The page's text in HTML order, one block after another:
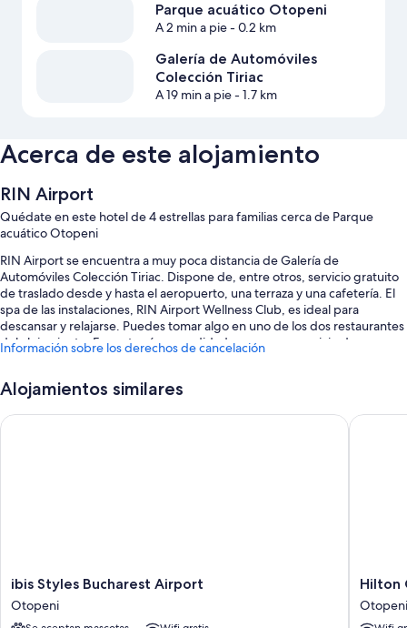
Parque acuático Otopeni
A 2 min a pie- 0.2 km
Galería de Automóviles
Colección Tiriac
A 19 min a pie- 1.7 km
Acerca de este alojamiento
RIN Airport
Quédate en este hotel de 4 estrellas para familias cerca de Parque
acuático Otopeni
RIN Airport se encuentra a muy poca distancia de Galería de
Automóviles Colección Tiriac. Dispone de, entre otros, servicio gratuito
de traslado desde y hasta el aeropuerto, una terraza y una cafetería. El
spa de las instalaciones, RIN Airport Wellness Club, es ideal para
descansar y relajarse. Puedes tomar algo en uno de los dos restaurantes
del alojamiento. Encontrarás comodidades como un servicio de
personas, o hasta 6 dispositivos).
También podrás disfrutar de otros servicios, como:
salón de eventos
Los huéspedes hablan muy bien de aspectos como la amabilidad del
personal y la cercanía del aeropuerto
Información sobre los derechos de cancelación
Alojamientos similares
ibis
Styles
Bucharest
ibis Styles Bucharest Airport
Otopeni
ibis Styles Bucharest Airport
Hilton
Garden
Inn
Hilton
Otopeni
Hilton